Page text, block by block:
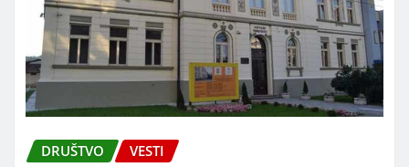
DRUŠTVO VESTI